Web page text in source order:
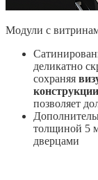
Модули с
деликатно
сохраняя
позволяет
толщиной 5
дверцами